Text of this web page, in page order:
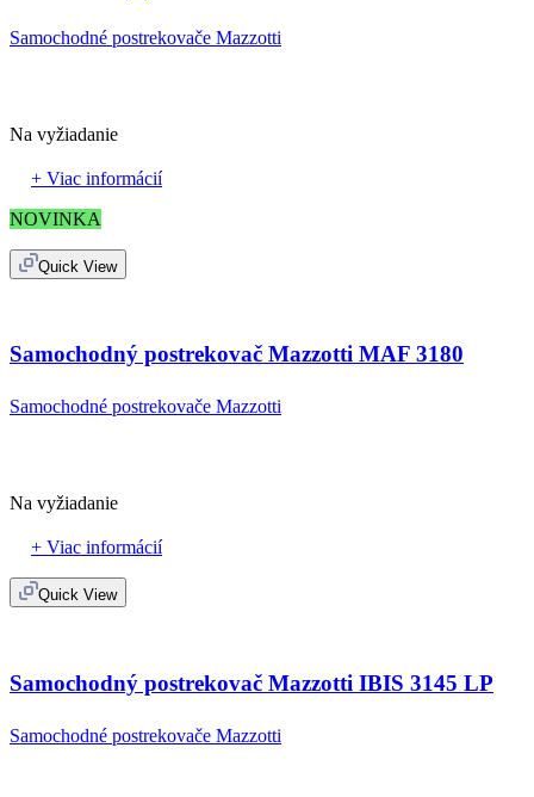
Samochodné postrekovače Mazzotti
Na vyžiadanie
+ Viac informácií
NOVINKA
Quick View
Samochodný postrekovač Mazzotti MAF 3180
Samochodné postrekovače Mazzotti
Na vyžiadanie
+ Viac informácií
Quick View
Samochodný postrekovač Mazzotti IBIS 3145 LP
Samochodné postrekovače Mazzotti